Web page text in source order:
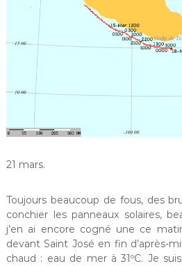
21 mars.
Toujours beaucoup de fous, des
conchier les panneaux solaires,
j’en ai encore cogné une ce
devant Saint José en fin d’après-
chaud : eau de mer à 31ºC. Je